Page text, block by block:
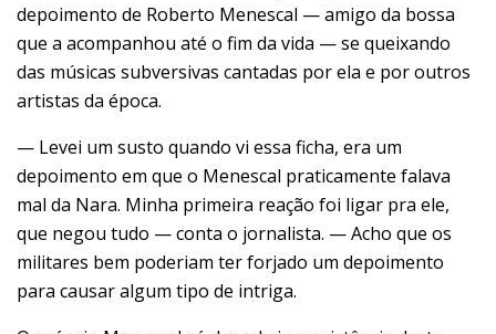
depoimento de Roberto Menescal — amigo da bossa
que a acompanhou até o fim da vida — se queixando
das músicas subversivas cantadas por ela e por outros
artistas da época.
— Levei um susto quando vi essa ficha, era um
depoimento em que o Menescal praticamente falava
mal da Nara. Minha primeira reação foi ligar pra ele,
que negou tudo — conta o jornalista. — Acho que os
militares bem poderiam ter forjado um depoimento
para causar algum tipo de intriga.